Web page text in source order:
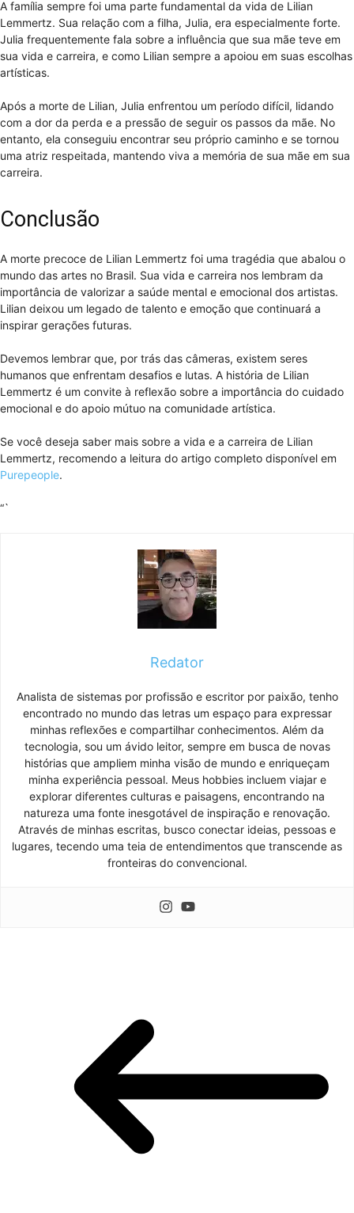
A família sempre foi uma parte fundamental da vida de Lilian
Lemmertz. Sua relação com a filha, Julia, era especialmente forte.
Julia frequentemente fala sobre a influência que sua mãe teve em
sua vida e carreira, e como Lilian sempre a apoiou em suas escolhas
artísticas.
Após a morte de Lilian, Julia enfrentou um período difícil, lidando
com a dor da perda e a pressão de seguir os passos da mãe. No
entanto, ela conseguiu encontrar seu próprio caminho e se tornou
uma atriz respeitada, mantendo viva a memória de sua mãe em sua
carreira.
Conclusão
A morte precoce de Lilian Lemmertz foi uma tragédia que abalou o
mundo das artes no Brasil. Sua vida e carreira nos lembram da
importância de valorizar a saúde mental e emocional dos artistas.
Lilian deixou um legado de talento e emoção que continuará a
inspirar gerações futuras.
Devemos lembrar que, por trás das câmeras, existem seres
humanos que enfrentam desafios e lutas. A história de Lilian
Lemmertz é um convite à reflexão sobre a importância do cuidado
emocional e do apoio mútuo na comunidade artística.
Se você deseja saber mais sobre a vida e a carreira de Lilian
Lemmertz, recomendo a leitura do artigo completo disponível em
Purepeople.
“`
Redator
Analista de sistemas por profissão e escritor por paixão, tenho
encontrado no mundo das letras um espaço para expressar
minhas reflexões e compartilhar conhecimentos. Além da
tecnologia, sou um ávido leitor, sempre em busca de novas
histórias que ampliem minha visão de mundo e enriqueçam
minha experiência pessoal. Meus hobbies incluem viajar e
explorar diferentes culturas e paisagens, encontrando na
natureza uma fonte inesgotável de inspiração e renovação.
Através de minhas escritas, busco conectar ideias, pessoas e
lugares, tecendo uma teia de entendimentos que transcende as
fronteiras do convencional.